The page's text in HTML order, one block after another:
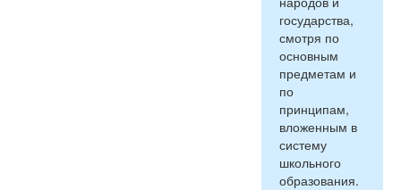
государства,
смотря по
основным
предметам и
по
принципам,
вложенным в
систему
школьного
образования.